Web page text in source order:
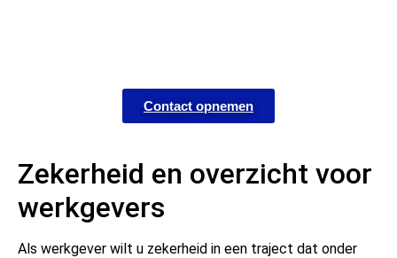
Contact opnemen
Zekerheid en overzicht voor
werkgevers
Als werkgever wilt u zekerheid in een traject dat onder